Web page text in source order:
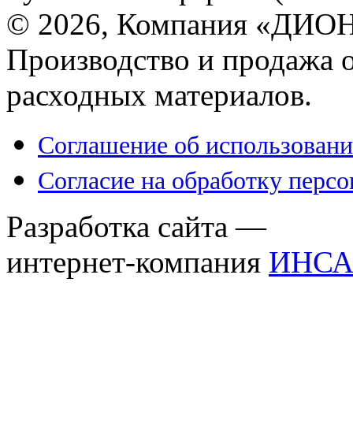
© 2026, Компания
Производство и продажа
расходных материалов.
Соглашение об
Согласие на обработку
Разработка сайта —
интернет-компания